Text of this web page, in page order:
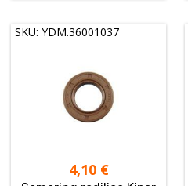
SKU: YDM.36001037
4,10 €